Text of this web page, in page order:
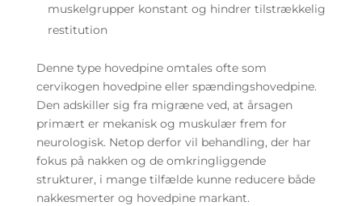
muskelgrupper konstant og hindrer tilstrækkelig
restitution
Denne type hovedpine omtales ofte som
cervikogen hovedpine eller spændingshovedpine.
Den adskiller sig fra migræne ved, at årsagen
primært er mekanisk og muskulær frem for
neurologisk. Netop derfor vil behandling, der har
fokus på nakken og de omkringliggende
strukturer, i mange tilfælde kunne reducere både
nakkesmerter og hovedpine markant.